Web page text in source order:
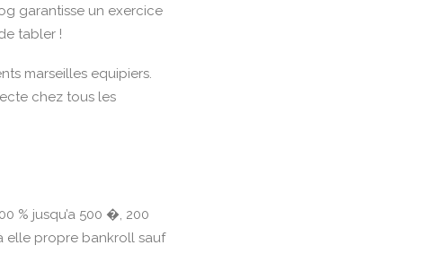
garantisse un exercice
tabler !
marseilles equipiers.
chez tous les
% jusqu’a 500 �, 200
elle propre bankroll sauf